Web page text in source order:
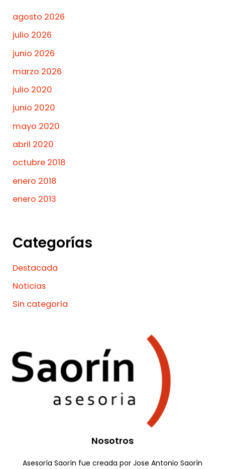
agosto 2026
julio 2026
junio 2026
marzo 2026
julio 2020
junio 2020
mayo 2020
abril 2020
octubre 2018
enero 2018
enero 2013
Categorías
Destacada
Noticias
Sin categoría
Nosotros
Asesoría Saorín fue creada por Jose Antonio Saorín